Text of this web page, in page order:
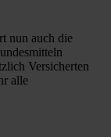
nun auch die
Versicherten
alle